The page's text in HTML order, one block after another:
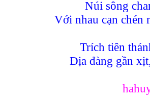
Núi sông
Với nhau cạn chén
Trích tiên
Ðịa đàng gần